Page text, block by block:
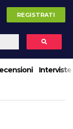
REGISTRATI
Interviste